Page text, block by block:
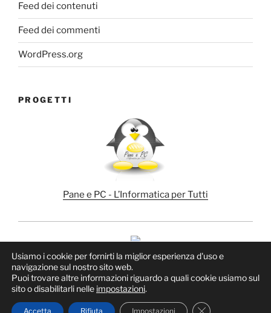
Feed dei contenuti
Feed dei commenti
WordPress.org
PROGETTI
Pane e PC - L’Informatica per Tutti
Proudly powered by WordPress
Usiamo i cookie per fornirti la miglior esperienza d'uso e
navigazione sul nostro sito web.
Puoi trovare altre informazioni riguardo a quali cookie usiamo sul
sito o disabilitarli nelle impostazioni.
Accetta Rifiuta Impostazioni Close GDPR